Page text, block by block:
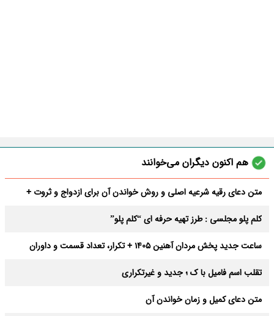
هم اکنون دیگران می‌خوانند
متن دعای رقیه شرعیه اصلی و روش خواندن آن برای ازدواج و ثروت +
کلم پلو مجلسی : طرز تهیه حرفه ای “کلم پلو”
ساعت جدید پخش مردان آهنین 1405 + تکرار، تعداد قسمت و داوران
تقلب اسم فامیل با ک ؛ جدید و غیرتکراری
متن دعای کمیل و زمان خواندن آن